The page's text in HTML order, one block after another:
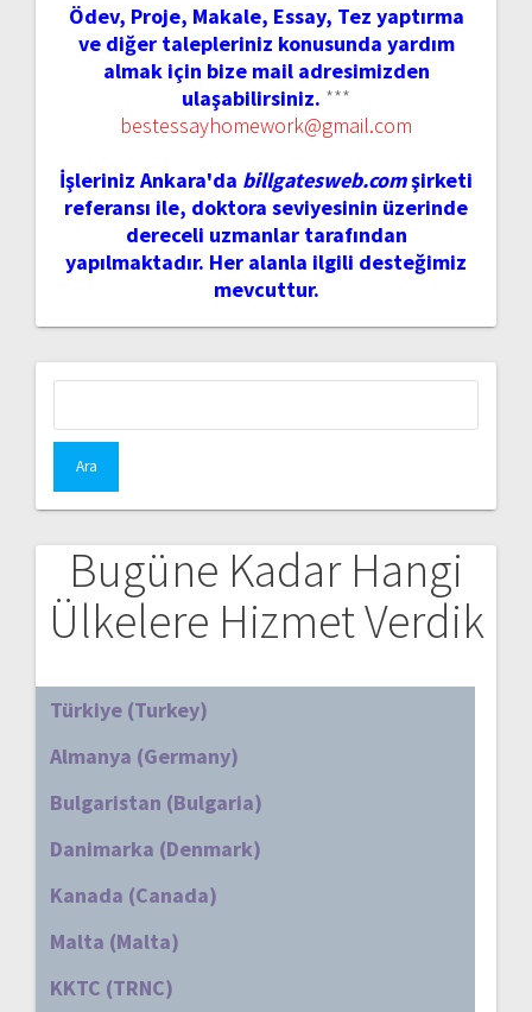
Ödev, Proje, Makale, Essay, Tez yaptırma
ve diğer talepleriniz konusunda yardım
almak için bize mail adresimizden
ulaşabilirsiniz. ***
bestessayhomework@gmail.com
İşleriniz Ankara'da billgatesweb.comşirketi
referansı ile, doktora seviyesinin üzerinde
dereceli uzmanlar tarafından
yapılmaktadır. Her alanla ilgili desteğimiz
mevcuttur.
Bugüne Kadar Hangi
Ülkelere Hizmet Verdik
Türkiye (Turkey)
Almanya (Germany)
Bulgaristan (Bulgaria)
Danimarka (Denmark)
Kanada (Canada)
Malta (Malta)
KKTC (TRNC)